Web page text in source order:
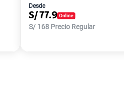
Desde
S/77.9
S/ 168 Precio Regular